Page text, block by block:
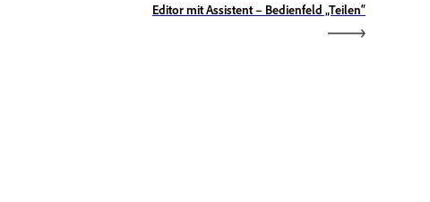
Editor mit Assistent – Bedienfeld „Teilen“